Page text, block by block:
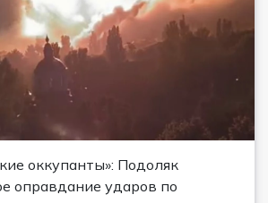
оккупанты»: Подоляк
оправдание ударов по